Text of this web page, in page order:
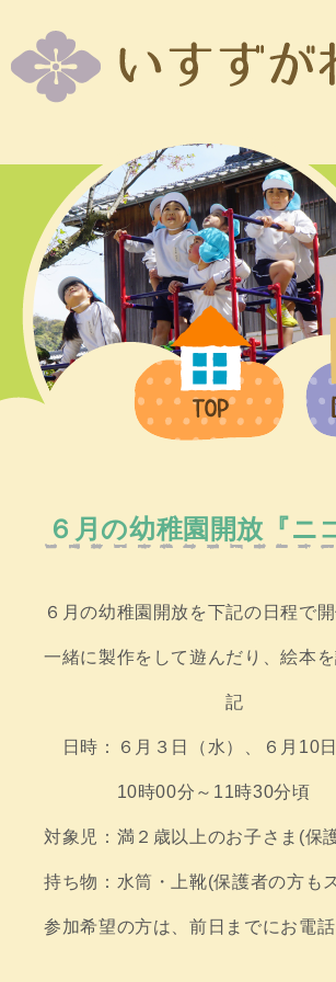
６月の幼稚園開放『
６月の幼稚園開放を下記の日程で開
一緒に製作をして遊んだり、絵本
記
日時：６月３日（水）、６月
10時00分～11時30分頃
対象児：満２歳以上のお子さま(保
持ち物：水筒・上靴(保護者の方も
参加希望の方は、前日までにお電